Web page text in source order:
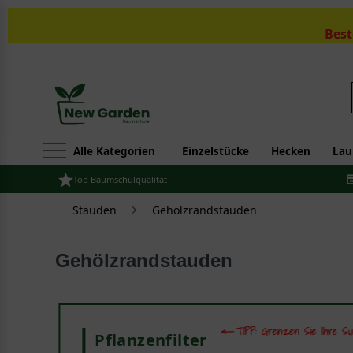
Alle Kategorien Einzelstücke Hecken
Top Baumschulqualität
Stauden Gehölzrandstauden
Gehölzrandstauden
Pflanzenfilter